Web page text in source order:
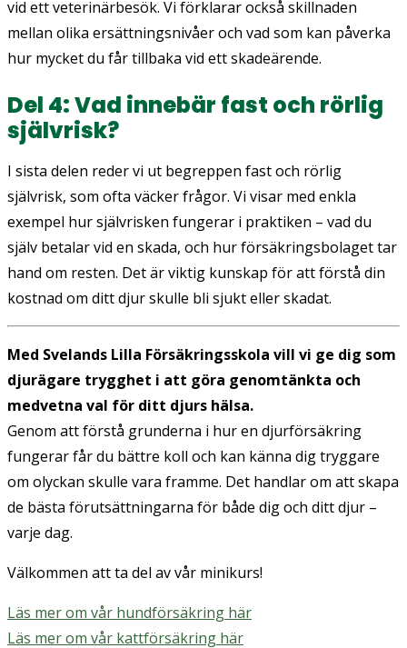
vid ett veterinärbesök. Vi förklarar också skillnaden
mellan olika ersättningsnivåer och vad som kan påverka
hur mycket du får tillbaka vid ett skadeärende.
Del 4: Vad innebär fast och rörlig
självrisk?
I sista delen reder vi ut begreppen fastoch rörlig
självrisk, som ofta väcker frågor. Vi visar med enkla
exempel hur självrisken fungerar i praktiken – vad du
själv betalar vid en skada, och hur försäkringsbolaget tar
hand om resten. Det är viktig kunskap för att förstå din
kostnad om ditt djur skulle bli sjukt eller skadat.
Med Svelands Lilla Försäkringsskola vill vi ge dig som
djurägare trygghet i att göra genomtänkta och
medvetna val för ditt djurs hälsa.
Genom att förstå grunderna i hur en djurförsäkring
fungerar får du bättre koll och kan känna dig tryggare
om olyckan skulle vara framme. Det handlar om att skapa
de bästa förutsättningarna för både dig och ditt djur –
varje dag.
Välkommen att ta del av vår minikurs!
Läs mer om vår hundförsäkring här
Läs mer om vår kattförsäkring här